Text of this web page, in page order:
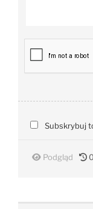
Subskrybuj
Podgląd 0